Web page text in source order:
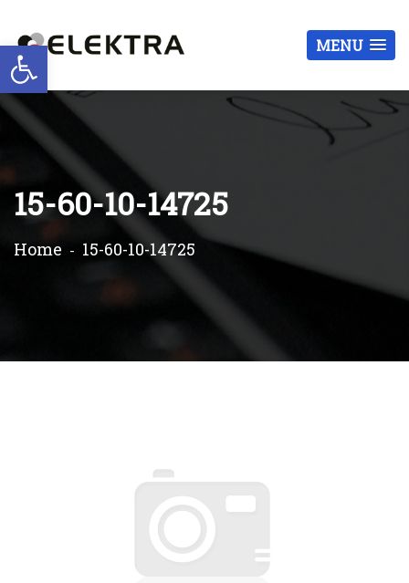
Otwórz pasek narzędzi MENU
15-60-10-14725
Home 15-60-10-14725